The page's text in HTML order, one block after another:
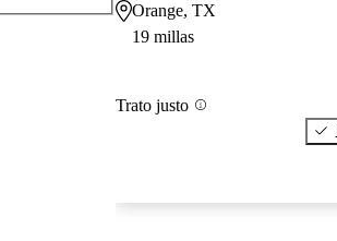
Orange, TX
19 millas
Trato justo